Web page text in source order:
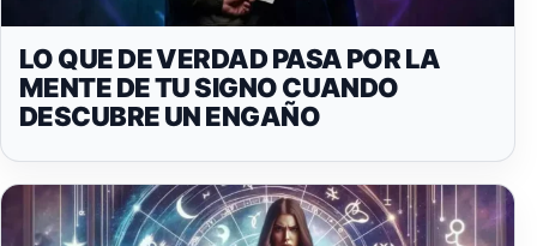
LO QUE DE VERDAD PASA POR LA
MENTE DE TU SIGNO CUANDO
DESCUBRE UN ENGAÑO